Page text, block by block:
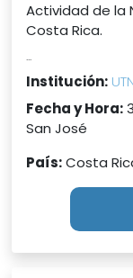
Actividad de la
Costa Rica.
...
Institución:
Fecha y Hora:
San José
País:Costa